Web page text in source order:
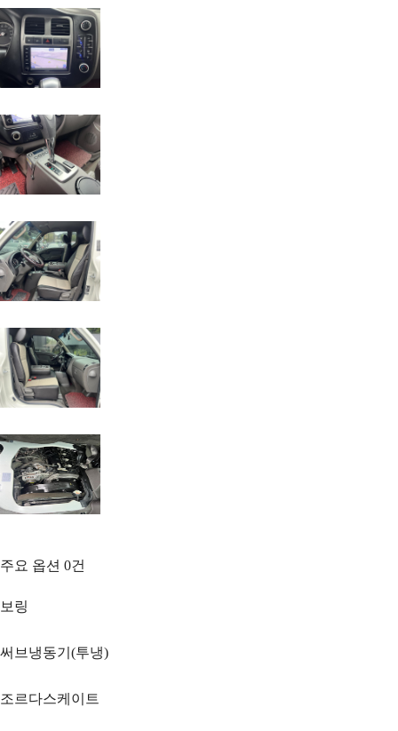
주요 옵션 0건
보링
써브냉동기(투냉)
조르다스케이트